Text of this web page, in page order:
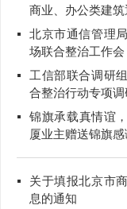
商业、办公类建
北京市通信管理
场联合整治工作会
工信部联合调研
合整治行动专项调
锦旗承载真情谊
厦业主赠送锦旗
关于填报北京市
息的通知